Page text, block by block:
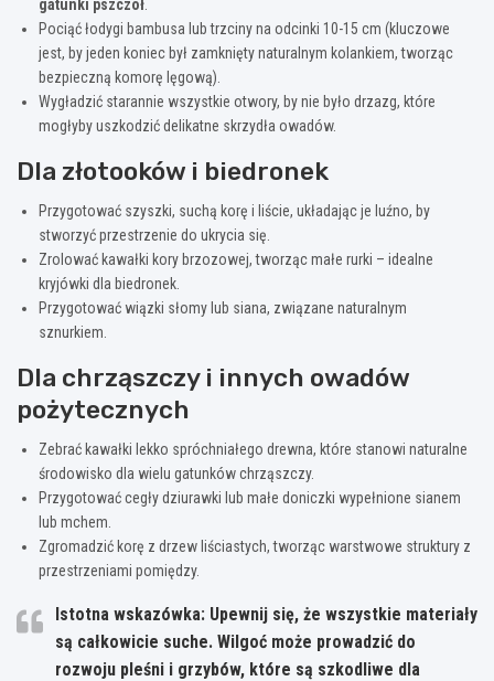
gatunki pszczół
Pociąć łodygi bambusa lub trzciny na odcinki 10-15 cm (kluczowe
jest, by jeden koniec był zamknięty naturalnym kolankiem, tworząc
bezpieczną komorę lęgową).
Wygładzić starannie wszystkie otwory, by nie było drzazg, które
mogłyby uszkodzić delikatne skrzydła owadów.
Dla złotooków i biedronek
Przygotować szyszki, suchą korę i liście, układając je luźno, by
stworzyć przestrzenie do ukrycia się.
Zrolować kawałki kory brzozowej, tworząc małe rurki – idealne
kryjówki dla biedronek.
Przygotować wiązki słomy lub siana, związane naturalnym
sznurkiem.
Dla chrząszczy i innych owadów
pożytecznych
Zebrać kawałki lekko spróchniałego drewna, które stanowi naturalne
środowisko dla wielu gatunków chrząszczy.
Przygotować cegły dziurawki lub małe doniczki wypełnione sianem
lub mchem.
Zgromadzić korę z drzew liściastych, tworząc warstwowe struktury z
przestrzeniami pomiędzy.
Istotna wskazówka: Upewnij się, że wszystkie materiały
są całkowicie suche. Wilgoć może prowadzić do
rozwoju pleśni i grzybów, które są szkodliwe dla